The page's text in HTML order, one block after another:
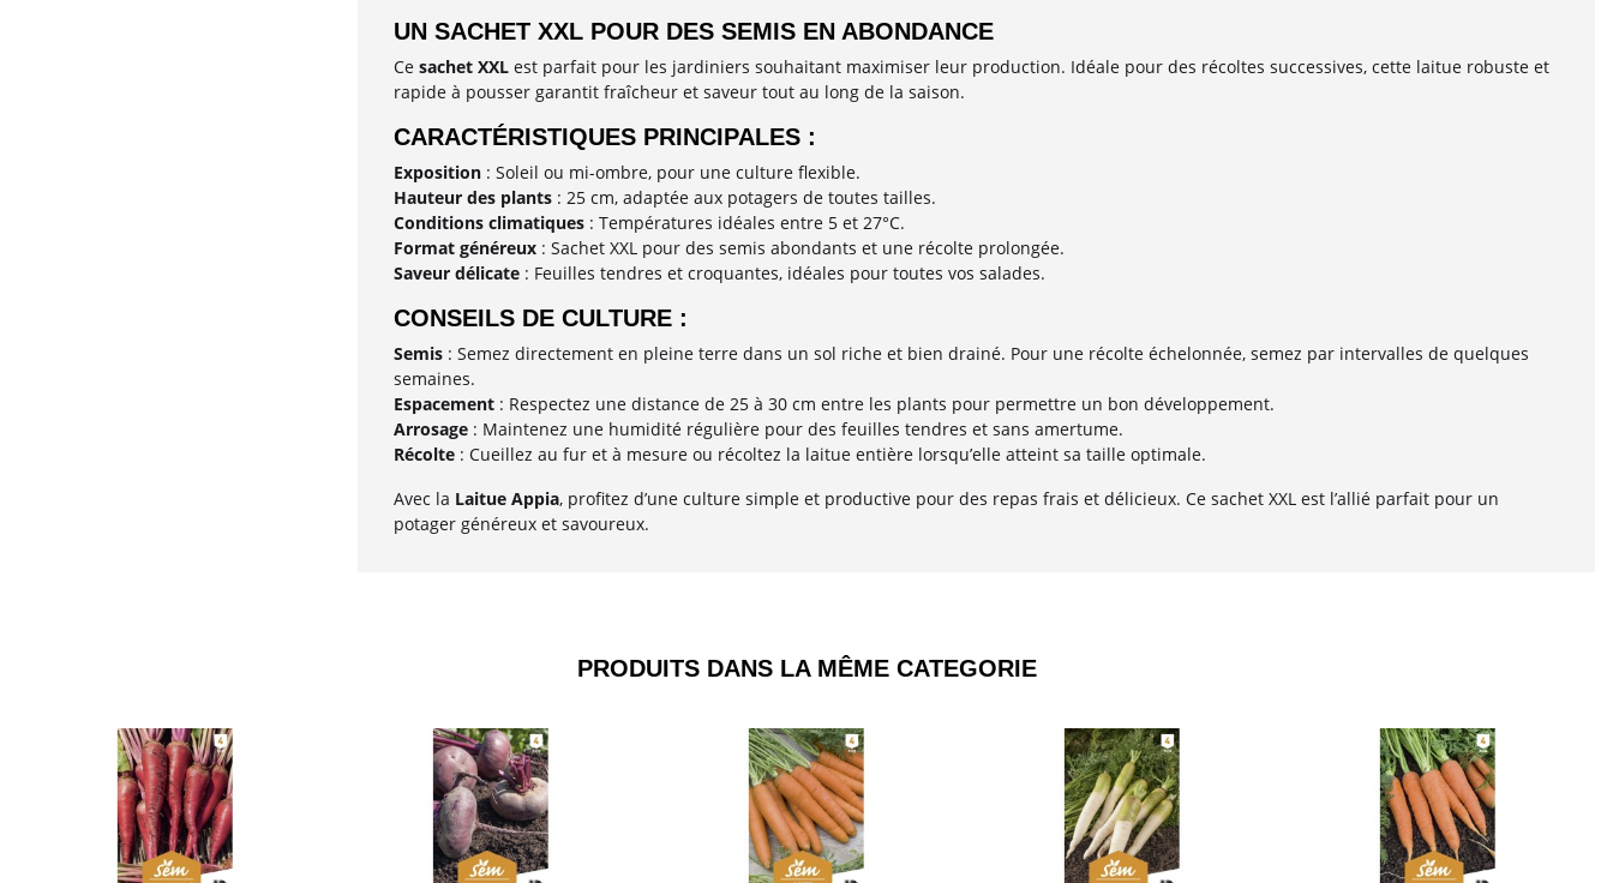
UN SACHET XXL POUR DES SEMIS EN ABONDANCE
Ce sachet XXLest parfait pour les jardiniers souhaitant maximiser leur production. Idéale pour des récoltes successives, cette laitue robuste et
rapide à pousser garantit fraîcheur et saveur tout au long de la saison.
CARACTÉRISTIQUES PRINCIPALES :
Exposition: Soleil ou mi-ombre, pour une culture flexible.
Hauteur des plants: 25 cm, adaptée aux potagers de toutes tailles.
Conditions climatiques: Températures idéales entre 5 et 27°C.
Format généreux: Sachet XXL pour des semis abondants et une récolte prolongée.
Saveur délicate: Feuilles tendres et croquantes, idéales pour toutes vos salades.
CONSEILS DE CULTURE :
Semis: Semez directement en pleine terre dans un sol riche et bien drainé. Pour une récolte échelonnée, semez par intervalles de quelques
semaines.
Espacement: Respectez une distance de 25 à 30 cm entre les plants pour permettre un bon développement.
Arrosage: Maintenez une humidité régulière pour des feuilles tendres et sans amertume.
Récolte: Cueillez au fur et à mesure ou récoltez la laitue entière lorsqu’elle atteint sa taille optimale.
Avec la Laitue Appia, profitez d’une culture simple et productive pour des repas frais et délicieux. Ce sachet XXL est l’allié parfait pour un
potager généreux et savoureux.
PRODUITS DANS LA MÊME CATEGORIE​